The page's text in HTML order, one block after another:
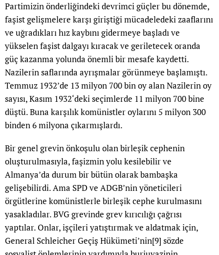
Partimizin önderliğindeki devrimci güçler bu dönemde,
faşist gelişmelere karşı giriştiği mücadeledeki zaaflarını
ve uğradıkları hız kaybını gidermeye başladı ve
yükselen faşist dalgayı kıracak ve geriletecek oranda
güç kazanma yolunda önemli bir mesafe kaydetti.
Nazilerin saflarında ayrışmalar görünmeye başlamıştı.
Temmuz 1932’de 13 milyon 700 bin oy alan Nazilerin oy
sayısı, Kasım 1932‘deki seçimlerde 11 milyon 700 bine
düştü. Buna karşılık komünistler oylarını 5 milyon 300
binden 6 milyona çıkarmışlardı.
Bir genel grevin önkoşulu olan birleşik cephenin
oluşturulmasıyla, faşizmin yolu kesilebilir ve
Almanya’da durum bir bütün olarak bambaşka
gelişebilirdi. Ama SPD ve ADGB’nin yöneticileri
örgütlerine komünistlerle birleşik cephe kurulmasını
yasakladılar. BVG grevinde grev kırıcılığı çağrısı
yaptılar. Onlar, işçileri yatıştırmak ve aldatmak için,
General Schleicher Geçiş Hükümeti’nin[9] sözde